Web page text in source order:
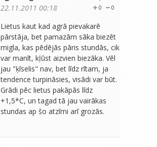
0
0
22.11.2011 00:18
Lietus kaut kad agrā pievakarē
pārstāja, bet pamazām sāka biezēt
migla, kas pēdējās pāris stundās, cik
var manīt, kļūst aizvien biezāka. Vēl
jau "ķīselis" nav, bet līdz rītam, ja
tendence turpināsies, visādi var būt.
Grādi pēc lietus pakāpās līdz
+1,5*C, un tagad tā jau vairākas
stundas ap šo atzīmi arī grozās.